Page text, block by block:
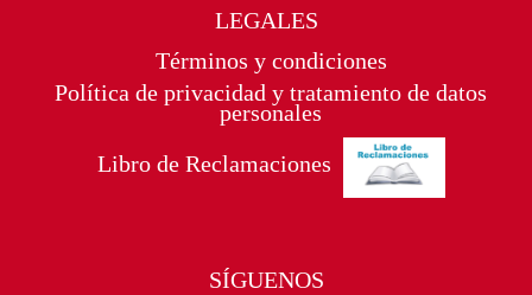
LEGALES
Términos y condiciones
Política de privacidad y tratamiento de datos
personales
Libro de Reclamaciones
SÍGUENOS